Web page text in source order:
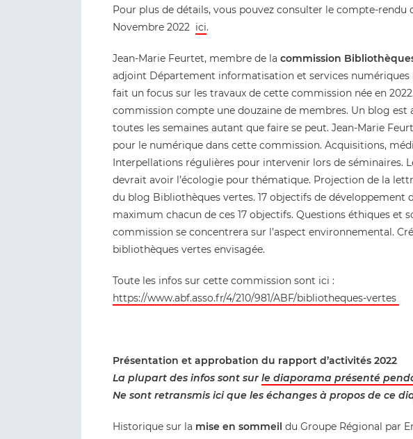
Pour plus de détails, vous pouvez consulter le compte-rendu
Novembre 2022 ici.
Jean-Marie Feurtet, membre de la commission
adjoint Département informatisation et services numériques
fait un focus sur les travaux de cette commission née en
commission compte une douzaine de membres. Un blog est
toutes les semaines autant que faire se peut. Jean-Marie
pour le numérique dans cette commission. Acquisitions,
Interpellations régulières pour intervenir lors de séminaires.
devrait avoir l’écologie pour thématique. Projection de la
du blog Bibliothèques vertes. 17 objectifs de développement
maximum chacun de ces 17 objectifs. Questions éthiques et
commission se concentrera sur l’aspect environnemental.
bibliothèques vertes envisagée.
Toute les infos sur cette commission sont ici :
https://www.abf.asso.fr/4/210/981/ABF/bibliotheques-vertes
Présentation et approbation du rapport d’activités 2022
La plupart des infos sont surle diaporama présenté
Ne sont retransmis ici que les échanges à propos de ce
Historique sur la mise en sommeil du Groupe Régional par